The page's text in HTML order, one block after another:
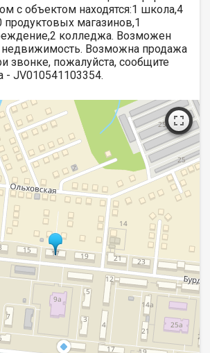
с объектом находятся:1 школа,4
продуктовых магазинов,1
колледжа. Возможен
Возможна продажа
звонке, пожалуйста, сообщите
- JV010541103354.